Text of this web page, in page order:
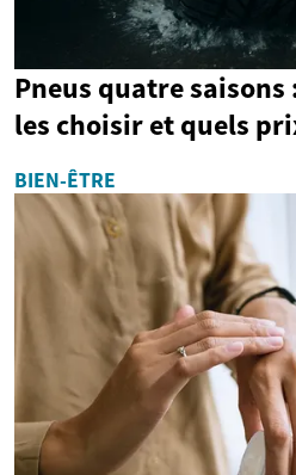
Pneus quatre
les choisir et quels
BIEN-ÊTRE